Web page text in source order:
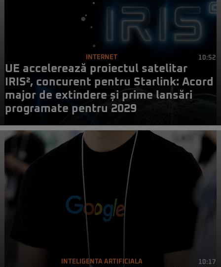
INTERNET 10:52
UE accelerează proiectul satelitar
IRIS², concurent pentru Starlink: Acord
major de extindere și prime lansări
programate pentru 2029
INTELIGENTA ARTIFICIALA 10:17